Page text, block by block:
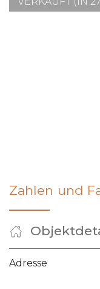
Zahlen und
Adresse